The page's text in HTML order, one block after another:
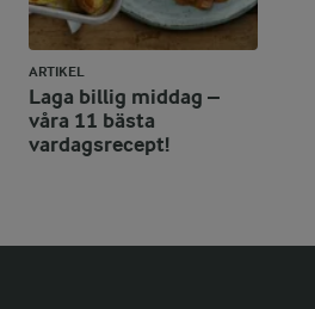
ARTIKEL
Laga billig middag –
våra 11 bästa
vardagsrecept!